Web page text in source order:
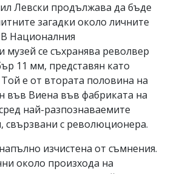
Левски продължава да бъде
загадки около личните
Националния
музей се съхранява револвер
11 мм, представян като
е от втората половина на
във Виена във фабриката на
най-разпознаваемите
свързвани с революционера.
изчистена от съмнения.
около произхода на